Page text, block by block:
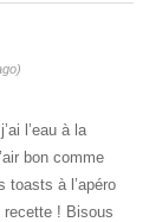
l’eau à la
bon comme
toasts à l’apéro
recette ! Bisous